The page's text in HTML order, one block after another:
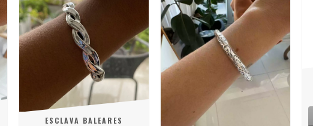
ESCLAVA BALEARES